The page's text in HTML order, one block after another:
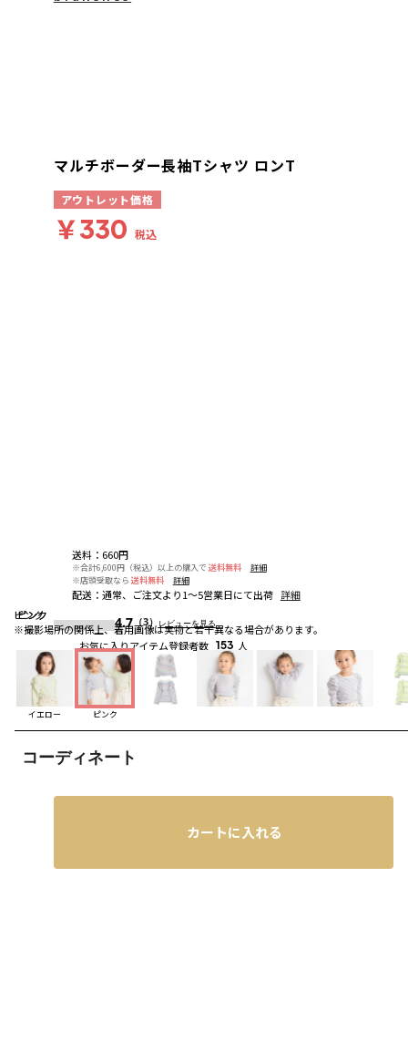
ピンク
※撮影場所の関係上、着用画像は実物と若干異なる場合があります。
ピンク
ピンク
イエロー ピンク
コーディネート
送料： 660円
※合計6,600円（税込）以上の購入で 送料無料
詳細
※店頭受取なら 送料無料 詳細
配送： 通常、ご注文より1～5営業日にて出荷 詳細
4.7（3） レビューを見る
お気に入りアイテム登録者数 153 人
マルチボーダー長袖Tシャツ ロンT
アウトレット価格
￥330 税込
カートに入れる